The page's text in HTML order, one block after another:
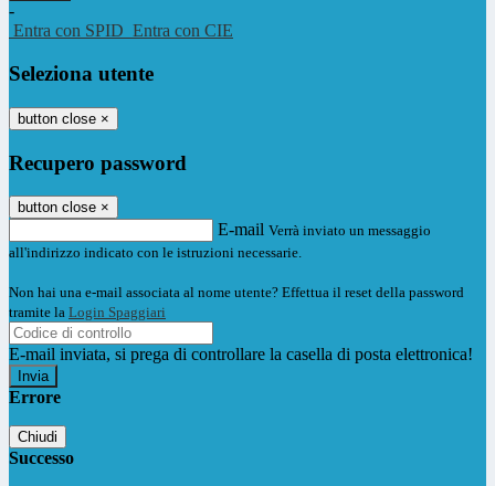
-
Entra con SPID Entra con CIE
Seleziona utente
button close ×
Recupero password
button close ×
E-mail Verrà inviato un messaggio
all'indirizzo indicato con le istruzioni necessarie.
Non hai una e-mail associata al nome utente? Effettua il reset della password
tramite la Login Spaggiari
E-mail inviata, si prega di controllare la casella di posta elettronica!
Errore
Chiudi
Successo